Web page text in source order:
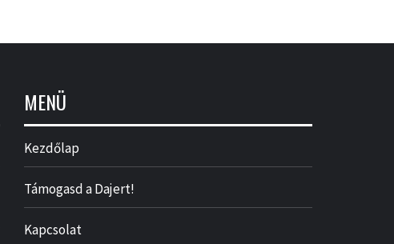
MENÜ
Kezdőlap
Támogasd a Dajert!
Kapcsolat